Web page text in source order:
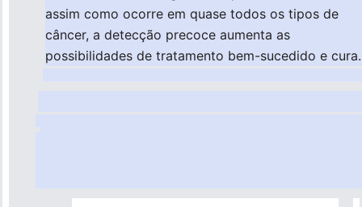
assim como ocorre em quase todos os tipos de
câncer, a detecção precoce aumenta as
possibilidades de tratamento bem-sucedido e cura.